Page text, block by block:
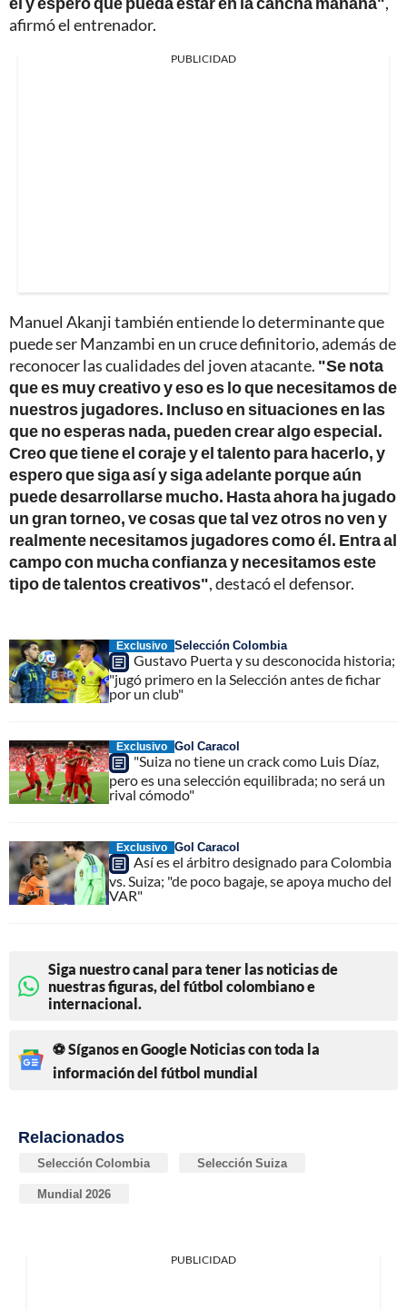
afirmó el entrenador.
PUBLICIDAD
Manuel Akanji también entiende lo determinante que
puede ser Manzambi en un cruce definitorio, además de
reconocer las cualidades del joven atacante. "Se nota
que es muy creativo y eso es lo que necesitamos de
nuestros jugadores. Incluso en situaciones en las
que no esperas nada, pueden crear algo especial.
Creo que tiene el coraje y el talento para hacerlo, y
espero que siga así y siga adelante porque aún
puede desarrollarse mucho. Hasta ahora ha jugado
un gran torneo, ve cosas que tal vez otros no ven y
realmente necesitamos jugadores como él. Entra al
campo con mucha confianza y necesitamos este
tipo de talentos creativos", destacó el defensor.
Exclusivo Selección Colombia
Gustavo Puerta y su desconocida historia;
"jugó primero en la Selección antes de fichar
por un club"
Exclusivo Gol Caracol
"Suiza no tiene un crack como Luis Díaz,
pero es una selección equilibrada; no será un
rival cómodo"
Exclusivo Gol Caracol
Así es el árbitro designado para Colombia
vs. Suiza; "de poco bagaje, se apoya mucho del
VAR"
Siga nuestro canal para tener las noticias de
nuestras figuras, del fútbol colombiano e
internacional.
⚽ Síganos en Google Noticias con toda la
información del fútbol mundial
Relacionados
Selección Colombia Selección Suiza
Mundial 2026
PUBLICIDAD